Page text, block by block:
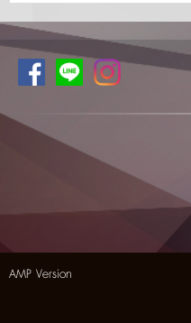
AMP Version